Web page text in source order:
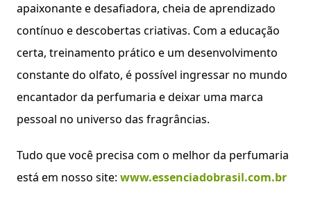
apaixonante e desafiadora, cheia de aprendizado
contínuo e descobertas criativas. Com a educação
certa, treinamento prático e um desenvolvimento
constante do olfato, é possível ingressar no mundo
encantador da perfumaria e deixar uma marca
pessoal no universo das fragrâncias.
Tudo que você precisa com o melhor da perfumaria
está em nosso site: www.essenciadobrasil.com.br